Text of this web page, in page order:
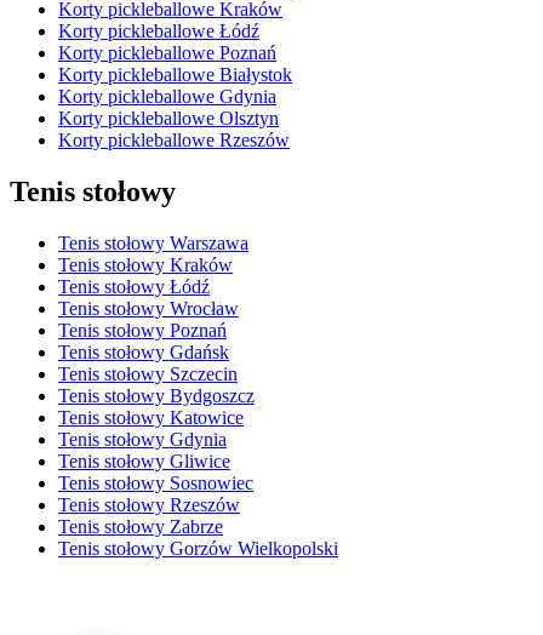
Korty pickleballowe Kraków
Korty pickleballowe Łódź
Korty pickleballowe Poznań
Korty pickleballowe Białystok
Korty pickleballowe Gdynia
Korty pickleballowe Olsztyn
Korty pickleballowe Rzeszów
Tenis stołowy
Tenis stołowy Warszawa
Tenis stołowy Kraków
Tenis stołowy Łódź
Tenis stołowy Wrocław
Tenis stołowy Poznań
Tenis stołowy Gdańsk
Tenis stołowy Szczecin
Tenis stołowy Bydgoszcz
Tenis stołowy Katowice
Tenis stołowy Gdynia
Tenis stołowy Gliwice
Tenis stołowy Sosnowiec
Tenis stołowy Rzeszów
Tenis stołowy Zabrze
Tenis stołowy Gorzów Wielkopolski